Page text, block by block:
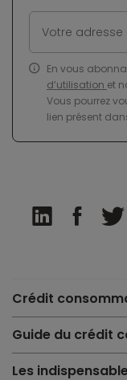
En vous
d’utilisation et
Vous pourrez
lien présent
Crédit
Guide du crédit
Les